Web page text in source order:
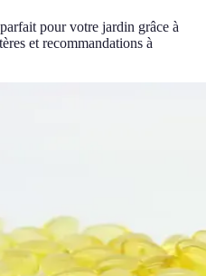
pour votre jardin grâce à
et recommandations à